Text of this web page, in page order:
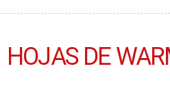
HOJAS DE